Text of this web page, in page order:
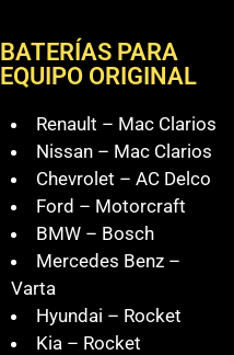
BATERÍAS PARA
EQUIPO ORIGINAL
Renault – Mac Clarios
Nissan – Mac Clarios
Chevrolet – AC Delco
Ford – Motorcraft
BMW – Bosch
Mercedes Benz –
Varta
Hyundai – Rocket
Kia – Rocket